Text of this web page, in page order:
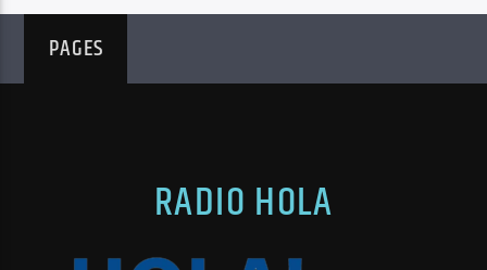
PAGES
RADIO HOLA